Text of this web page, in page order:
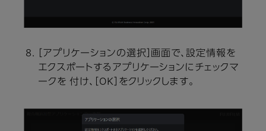
［アプリケーションの選択］画面で、設定情報を
エクスポートするアプリケーションにチェックマ
ークを 付け、［OK］をクリックします。